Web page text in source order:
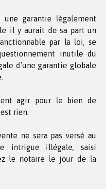
une garantie légalement
il y aurait de sa part un
par la loi, se
inutile du
d’une garantie globale
agir pour le bien de
rien.
ne sera pas versé au
intrigue illégale, saisi
le notaire le jour de la